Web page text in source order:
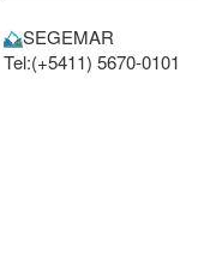
SEGEMAR
Tel:(+5411) 5670-0101